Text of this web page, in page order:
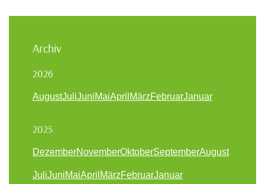
Archiv
2026
AugustJuliJuniMaiApril MärzFebruarJanuar
2025
DezemberNovemberOktoberSeptemberAugust
JuliJuniMaiApril MärzFebruarJanuar